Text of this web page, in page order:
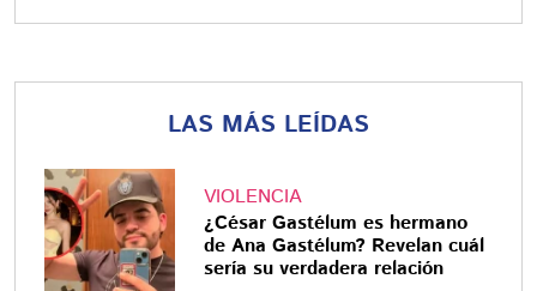
LAS MÁS LEÍDAS
VIOLENCIA
¿César Gastélum es hermano
de Ana Gastélum? Revelan cuál
sería su verdadera relación